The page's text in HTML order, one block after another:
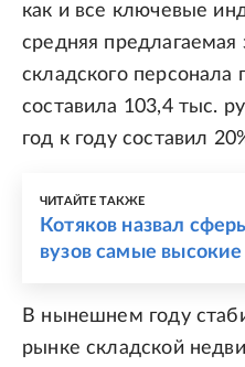
как и все ключевые
средняя предлагаемая
складского персонала
составила 103,4 тыс.
год к году составил
ЧИТАЙТЕ ТАКЖЕ
Котяков назвал
вузов самые
В нынешнем году
рынке складской